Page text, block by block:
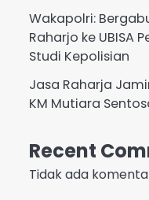
Wakapolri:
Raharjo ke UBISA
Studi Kepolisian
Jasa Raharja
KM Mutiara
Recent
Tidak ada